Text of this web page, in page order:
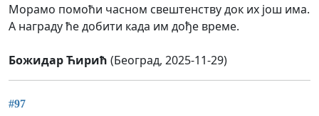
Морамо помоћи часном свештенству док их још има.
А награду ће добити када им дође време.
Божидар Ћирић (Београд, 2025-11-29)
#97